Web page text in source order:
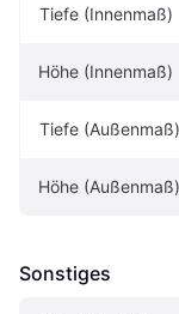
Tiefe (Innenmaß)
Höhe (Innenmaß)
Tiefe (Außenmaß)
Höhe (Außenmaß)
Sonstiges